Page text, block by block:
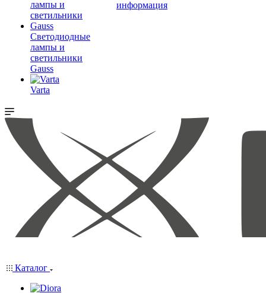
Светодиодные
лампы и
светильники
Gauss
Varta
информация
Каталог